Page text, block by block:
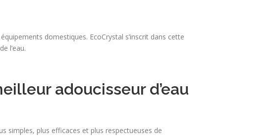
domestiques. EcoCrystal s’inscrit dans cette
l’eau.
adoucisseur d’eau
simples, plus efficaces et plus respectueuses de